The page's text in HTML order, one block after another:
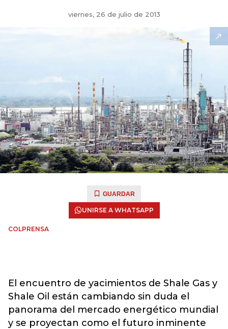
viernes, 26 de julio de 2013
GUARDAR
UNIRSE A WHATSAPP
COLPRENSA
El encuentro de yacimientos de Shale Gas y
Shale Oil están cambiando sin duda el
panorama del mercado energético mundial
y se proyectan como el futuro inminente